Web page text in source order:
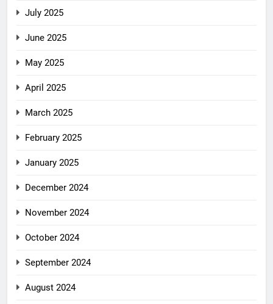
July 2025
June 2025
May 2025
April 2025
March 2025
February 2025
January 2025
December 2024
November 2024
October 2024
September 2024
August 2024